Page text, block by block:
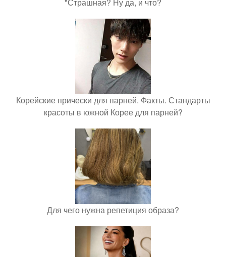
Корейские прически для парней. Факты. Стандарты
красоты в южной Корее для парней?
Для чего нужна репетиция образа?